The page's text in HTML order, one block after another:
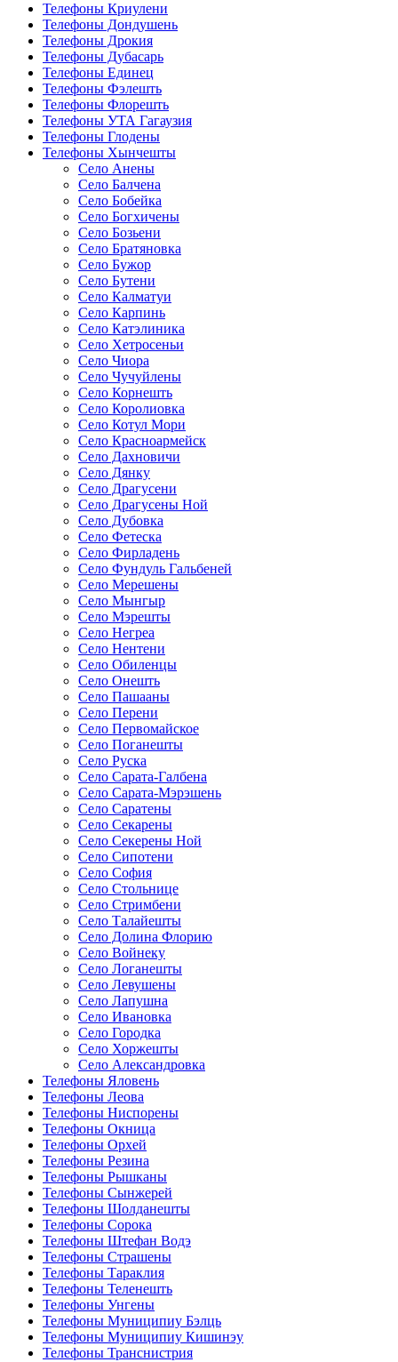
Телефоны Криулени
Телефоны Дондушень
Телефоны Дрокия
Телефоны Дубасарь
Телефоны Единец
Телефоны Фэлешть
Телефоны Флорешть
Телефоны УТА Гагаузия
Телефоны Глодены
Телефоны Хынчешты
Село Анены
Село Балчена
Село Бобейка
Село Богхичены
Село Бозьени
Село Братяновка
Село Бужор
Село Бутени
Село Калматуи
Село Карпинь
Село Катэлиника
Село Хетросеньи
Село Чиора
Село Чучуйлены
Село Корнешть
Село Королиовка
Село Котул Мори
Село Красноармейск
Село Дахновичи
Село Дянку
Село Драгусени
Село Драгусены Ной
Село Дубовка
Село Фетеска
Село Фирладень
Село Фундуль Гальбеней
Село Мерешены
Село Мынгыр
Село Мэрешты
Село Негреа
Село Нентени
Село Обиленцы
Село Онешть
Село Пашааны
Село Перени
Село Первомайское
Село Поганешты
Село Руска
Село Сарата-Галбена
Село Сарата-Мэрэшень
Село Саратены
Село Секарены
Село Секерены Ной
Село Сипотени
Село София
Село Стольнице
Село Стримбени
Село Талайешты
Село Долина Флорию
Село Войнеку
Село Логанешты
Село Левушены
Село Лапушна
Село Ивановка
Село Городка
Село Хоржешты
Село Александровка
Телефоны Яловень
Телефоны Леова
Телефоны Ниспорены
Телефоны Окница
Телефоны Орхей
Телефоны Резина
Телефоны Рышканы
Телефоны Сынжерей
Телефоны Шолданешты
Телефоны Сорока
Телефоны Штефан Водэ
Телефоны Страшены
Телефоны Тараклия
Телефоны Теленешть
Телефоны Унгены
Телефоны Муниципиу Бэлць
Телефоны Муниципиу Кишинэу
Телефоны Транснистрия